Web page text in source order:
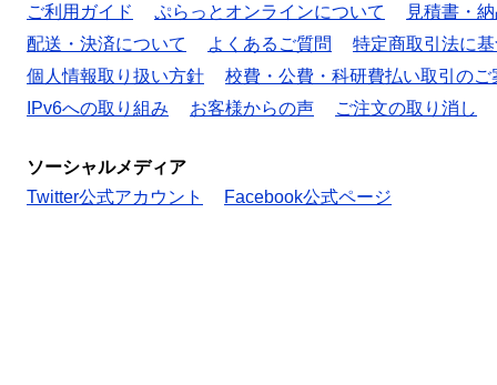
ご利用ガイド
ぷらっとオンラインについて
見積書・
配送・決済について
よくあるご質問
特定商取引法に
個人情報取り扱い方針
校費・公費・科研費払い取引のご
IPv6への取り組み
お客様からの声 ご注文の取り消し
ソーシャルメディア
Twitter公式アカウント
Facebook公式ページ